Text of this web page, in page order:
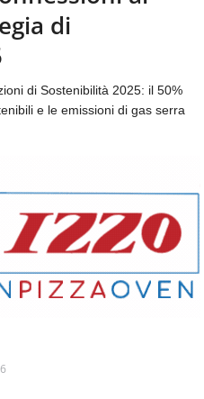
di
di Sostenibilità 2025: il 50%
e le emissioni di gas serra